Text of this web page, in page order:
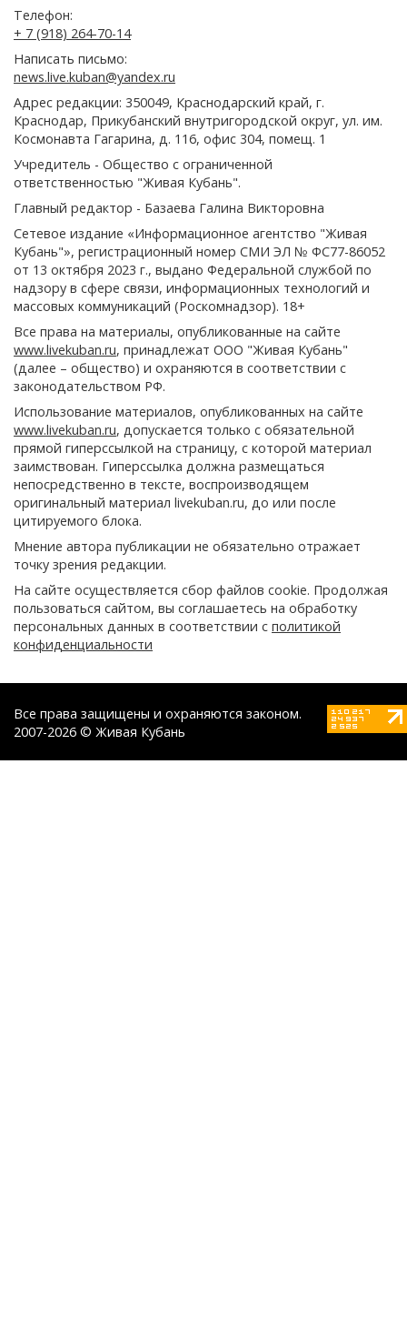
Телефон:
+ 7 (918) 264-70-14
Написать письмо:
news.live.kuban@yandex.ru
Адрес редакции: 350049, Краснодарский край, г.
Краснодар, Прикубанский внутригородской округ, ул. им.
Космонавта Гагарина, д. 116, офис 304, помещ. 1
Учредитель - Общество с ограниченной
ответственностью "Живая Кубань".
Главный редактор - Базаева Галина Викторовна
Сетевое издание «Информационное агентство "Живая
Кубань"», регистрационный номер СМИ ЭЛ № ФС77-86052
от 13 октября 2023 г., выдано Федеральной службой по
надзору в сфере связи, информационных технологий и
массовых коммуникаций (Роскомнадзор). 18+
Все права на материалы, опубликованные на сайте
www.livekuban.ru, принадлежат ООО "Живая Кубань"
(далее – общество) и охраняются в соответствии с
законодательством РФ.
Использование материалов, опубликованных на сайте
www.livekuban.ru, допускается только с обязательной
прямой гиперссылкой на страницу, с которой материал
заимствован. Гиперссылка должна размещаться
непосредственно в тексте, воспроизводящем
оригинальный материал livekuban.ru, до или после
цитируемого блока.
Мнение автора публикации не обязательно отражает
точку зрения редакции.
На сайте осуществляется сбор файлов cookie. Продолжая
пользоваться сайтом, вы соглашаетесь на обработку
персональных данных в соответствии с политикой
конфиденциальности
Все права защищены и охраняются законом.
2007-2026 © Живая Кубань